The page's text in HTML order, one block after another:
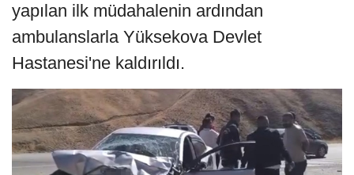
yapılan ilk müdahalenin ardından
ambulanslarla Yüksekova Devlet
Hastanesi'ne kaldırıldı.